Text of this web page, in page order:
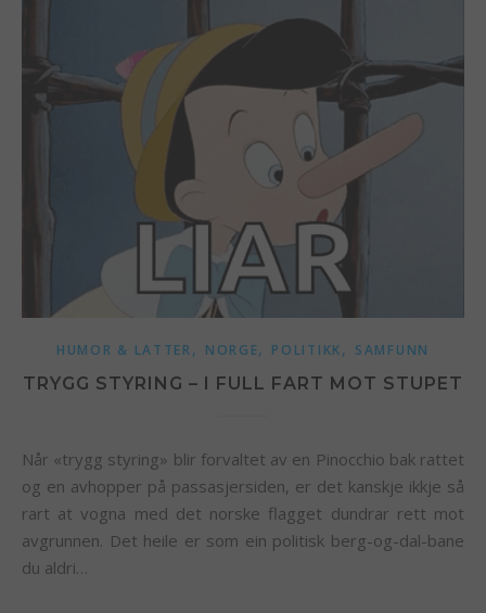
HUMOR & LATTER, NORGE, POLITIKK, SAMFUNN
TRYGG STYRING – I FULL FART MOT STUPET
Når «trygg styring» blir forvaltet av en Pinocchio bak rattet
og en avhopper på passasjersiden, er det kanskje ikkje så
rart at vogna med det norske flagget dundrar rett mot
avgrunnen. Det heile er som ein politisk berg-og-dal-bane
du aldri…